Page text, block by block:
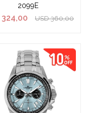
2099E
324,00 USD 360,00